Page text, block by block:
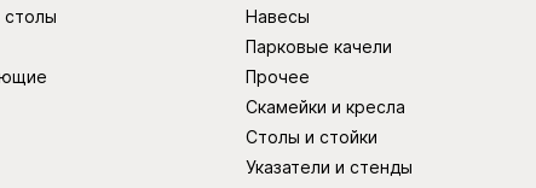
столы
Навесы
Парковые качели
Прочее
Скамейки и кресла
Столы и стойки
Указатели и стенды